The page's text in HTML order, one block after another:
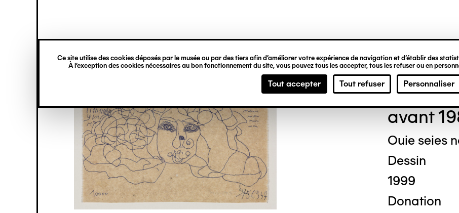
Ce site utilise des cookies déposés par le musée ou par des tiers afin d’améliorer votre expérience de navigation et d’établir des
À l’exception des cookies nécessaires au bon fonctionnement du site, vous pouvez tous les accepter, tous les refuser ou en
Tout accepter Tout refuser Personnaliser
principal
verticale
avant
Ouie seies
Dessin
1999
Donation